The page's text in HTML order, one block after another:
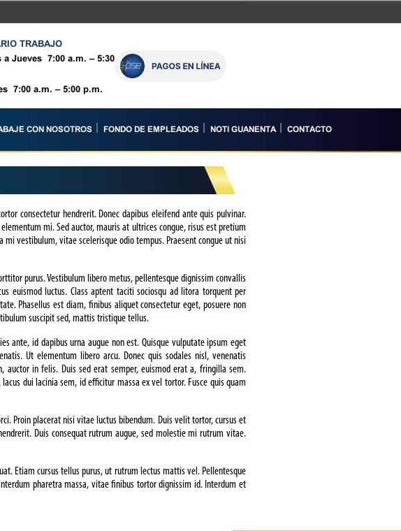
TRABAJO
a Jueves 7:00 a.m. – 5:30
7:00 a.m. – 5:00 p.m.
CON NOSOTROS FONDO DE EMPLEADOS NOTI GUANENTA CONTACTO
consectetur hendrerit. Donec dapibus eleifend ante quis pulvinar.
mi. Sed auctor, mauris at ultrices congue, risus est pretium
vestibulum, vitae scelerisque odio tempus. Praesent congue ut nisi
purus. Vestibulum libero metus, pellentesque dignissim convallis
euismod luctus. Class aptent taciti sociosqu ad litora torquent per
Phasellus est diam, finibus aliquet consectetur eget, posuere non
suscipit sed, mattis tristique tellus.
ante, id dapibus urna augue non est. Quisque vulputate ipsum eget
Ut elementum libero arcu. Donec quis sodales nisl, venenatis
auctor in felis. Duis sed erat semper, euismod erat a, fringilla sem.
dui lacinia sem, id efficitur massa ex vel tortor. Fusce quis quam
Proin placerat nisi vitae luctus bibendum. Duis velit tortor, cursus et
Duis consequat rutrum augue, sed molestie mi rutrum vitae.
Etiam cursus tellus purus, ut rutrum lectus mattis vel. Pellentesque
pharetra massa, vitae finibus tortor dignissim id. Interdum et